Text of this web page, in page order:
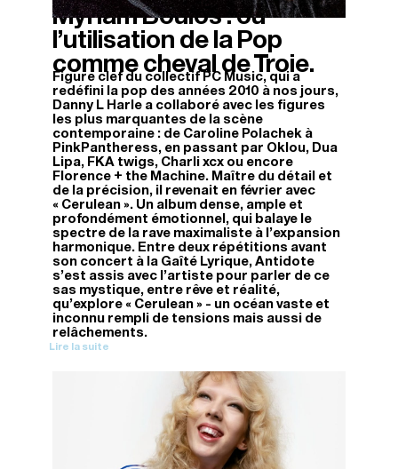
30/03/2026
Myriam Boulos : ou
l’utilisation de la Pop
comme cheval de Troie.
Figure clef du collectif PC Music, qui a
redéfini la pop des années 2010 à nos jours,
Danny L Harle a collaboré avec les figures
les plus marquantes de la scène
contemporaine : de Caroline Polachek à
PinkPantheress, en passant par Oklou, Dua
Lipa, FKA twigs, Charli xcx ou encore
Florence + the Machine. Maître du détail et
de la précision, il revenait en février avec
« Cerulean ». Un album dense, ample et
profondément émotionnel, qui balaye le
spectre de la rave maximaliste à l’expansion
harmonique. Entre deux répétitions avant
son concert à la Gaîté Lyrique, Antidote
s’est assis avec l’artiste pour parler de ce
sas mystique, entre rêve et réalité,
qu’explore « Cerulean » - un océan vaste et
inconnu rempli de tensions mais aussi de
relâchements.
Lire la suite